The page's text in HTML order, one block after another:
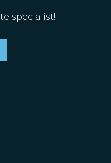
specialist!